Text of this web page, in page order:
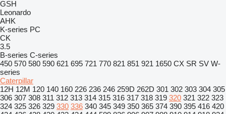
GSH
Leonardo
AHK
K-series PC
CK
3.5
B-series C-series
450 570 580 590 621 695 721 770 821 851 921 1650 CX SR SV W-
series
Caterpillar
12H 12M 120 140 160 226 236 246 259D 262D 301 302 303 304 305
306 307 308 311 312 313 314 315 316 317 318 319 320 321 322 323
324 325 326 329 330 336 340 345 349 350 365 374 390 395 416 420